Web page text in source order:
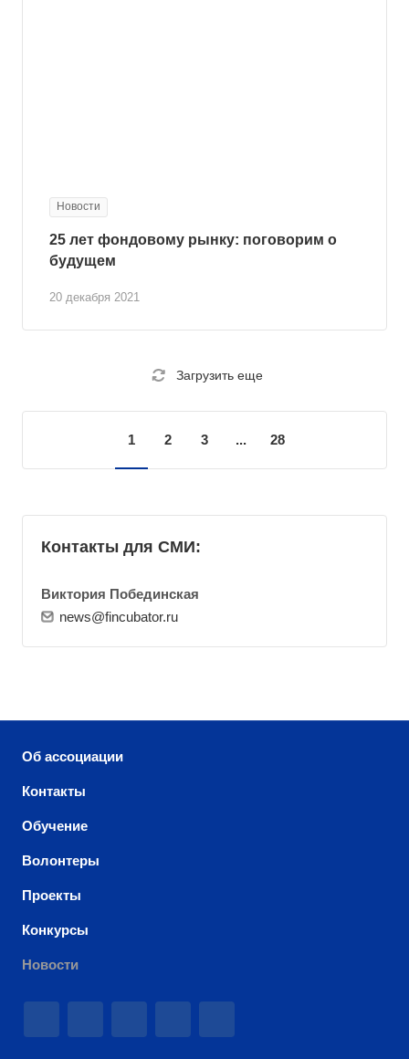
Новости
20 декабря 2021
25 лет фондовому рынку: поговорим о
будущем
Загрузить еще
1 2 3 ... 28
Контакты для СМИ:
Виктория Побединская
news@fincubator.ru
Об ассоциации
Контакты
Обучение
Волонтеры
Проекты
Конкурсы
Новости